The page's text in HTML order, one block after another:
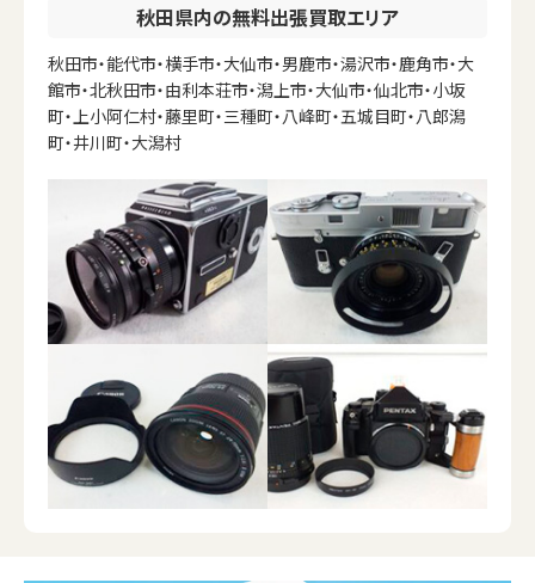
秋田県内の無料出張買取エリア
秋田市・能代市・横手市・大仙市・男鹿市・湯沢市・鹿角市・大
館市・北秋田市・由利本荘市・潟上市・大仙市・仙北市・小坂
町・上小阿仁村・藤里町・三種町・八峰町・五城目町・八郎潟
町・井川町・大潟村